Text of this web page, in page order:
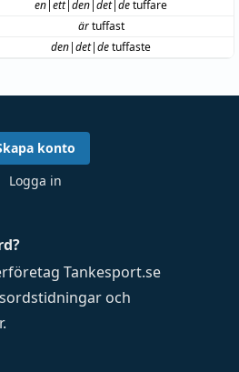
en|ett|den|det|detuffare
ärtuffast
den|det|detuffaste
Tankesport.se
och
.
konto
Logga in